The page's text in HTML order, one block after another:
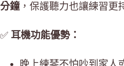
分鐘，保護聽力也讓練習更
✅ 耳機功能優勢：